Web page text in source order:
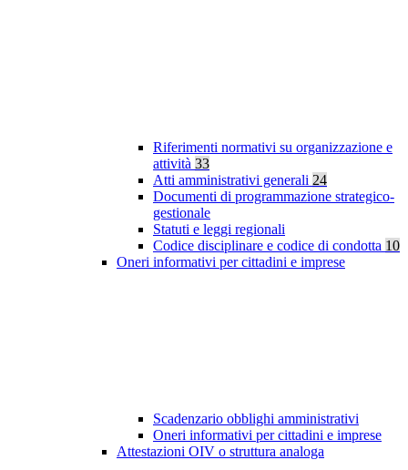
Riferimenti normativi su organizzazione e
attività 33
Atti amministrativi generali 24
Documenti di programmazione strategico-
gestionale
Statuti e leggi regionali
Codice disciplinare e codice di condotta 10
Oneri informativi per cittadini e imprese
Scadenzario obblighi amministrativi
Oneri informativi per cittadini e imprese
Attestazioni OIV o struttura analoga